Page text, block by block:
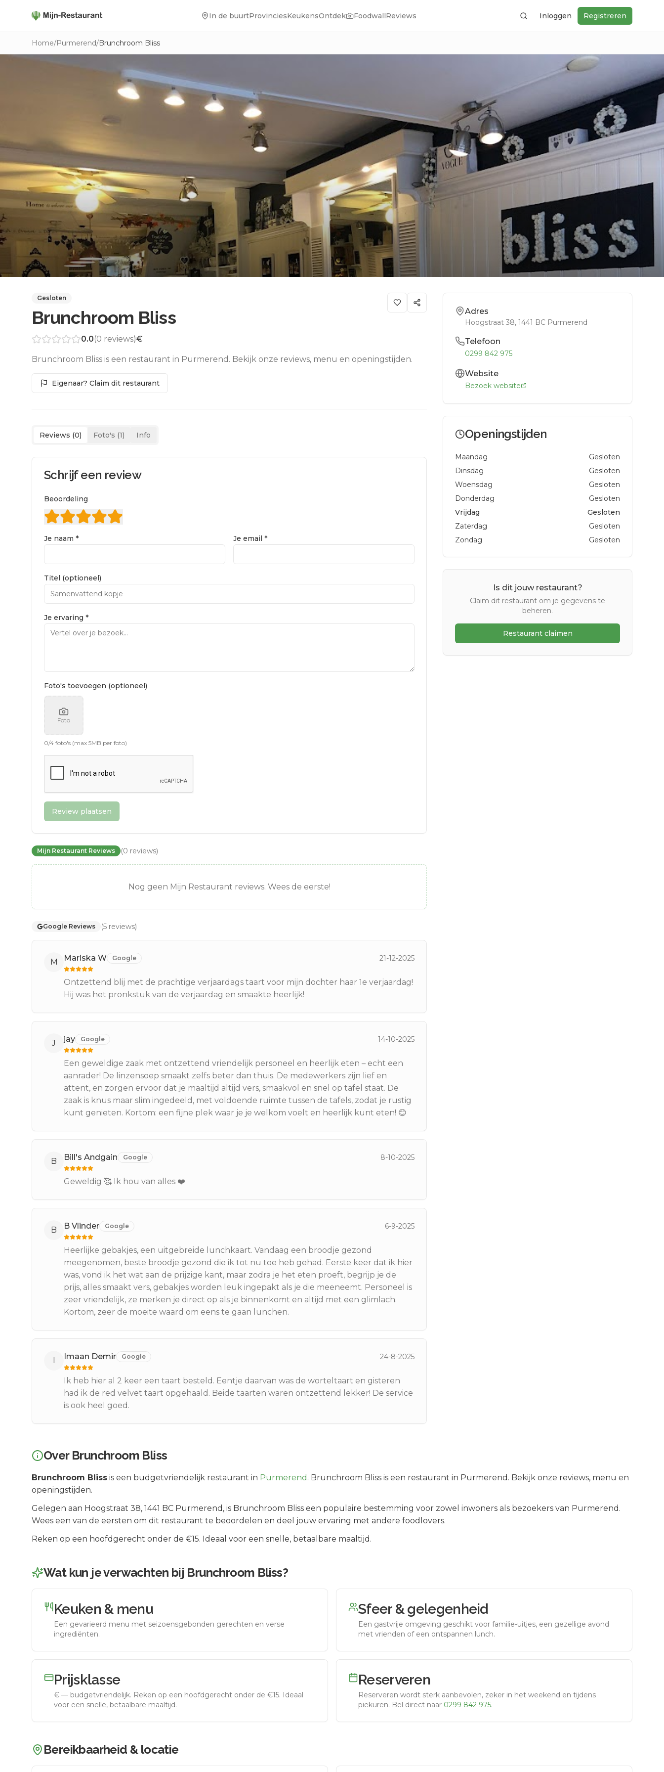
In de buurtProvinciesKeukensOntdek FoodwallReviews ZoekenInloggen Registreren
Home/Purmerend/Brunchroom Bliss
Gesloten
Brunchroom Bliss
0.0(0 reviews)€
Brunchroom Bliss is een restaurant in Purmerend. Bekijk onze reviews, menu en openingstijden.
Eigenaar? Claim dit restaurant
Reviews (0) Foto's (1) Info
Schrijf een review
Beoordeling
Je naam * Je email *
Titel (optioneel)
Je ervaring *
Foto's toevoegen (optioneel)
Foto
0/4 foto's (max 5MB per foto)
Review plaatsen
Mijn Restaurant Reviews (0 reviews)
Nog geen Mijn Restaurant reviews. Wees de eerste!
Google Reviews (5 reviews)
M Mariska W Google 21-12-2025
Ontzettend blij met de prachtige verjaardags taart voor mijn dochter haar 1e verjaardag!
Hij was het pronkstuk van de verjaardag en smaakte heerlijk!
J jay Google 14-10-2025
Een geweldige zaak met ontzettend vriendelijk personeel en heerlijk eten – echt een
aanrader! De linzensoep smaakt zelfs beter dan thuis. De medewerkers zijn lief en
attent, en zorgen ervoor dat je maaltijd altijd vers, smaakvol en snel op tafel staat. De
zaak is knus maar slim ingedeeld, met voldoende ruimte tussen de tafels, zodat je rustig
kunt genieten. Kortom: een fijne plek waar je je welkom voelt en heerlijk kunt eten! 😊
B Bill's Andgain Google 8-10-2025
Geweldig 🥰 Ik hou van alles ❤️
B B Vlinder Google 6-9-2025
Heerlijke gebakjes, een uitgebreide lunchkaart. Vandaag een broodje gezond
meegenomen, beste broodje gezond die ik tot nu toe heb gehad. Eerste keer dat ik hier
was, vond ik het wat aan de prijzige kant, maar zodra je het eten proeft, begrijp je de
prijs, alles smaakt vers, gebakjes worden leuk ingepakt als je die meeneemt. Personeel is
zeer vriendelijk, ze merken je direct op als je binnenkomt en altijd met een glimlach.
Kortom, zeer de moeite waard om eens te gaan lunchen.
I Imaan Demir Google 24-8-2025
Ik heb hier al 2 keer een taart besteld. Eentje daarvan was de worteltaart en gisteren
had ik de red velvet taart opgehaald. Beide taarten waren ontzettend lekker! De service
is ook heel goed.
Adres
Hoogstraat 38, 1441 BC Purmerend
Telefoon
0299 842 975
Website
Bezoek website
Openingstijden
Maandag
Gesloten
Dinsdag
Gesloten
Woensdag
Gesloten
Donderdag
Gesloten
Vrijdag
Gesloten
Zaterdag
Gesloten
Zondag
Gesloten
Is dit jouw restaurant?
Claim dit restaurant om je gegevens te
beheren.
Restaurant claimen
Over Brunchroom Bliss
Brunchroom Bliss is een budgetvriendelijk restaurant in Purmerend . Brunchroom Bliss is een restaurant in Purmerend. Bekijk onze reviews, menu en
openingstijden.
Gelegen aan Hoogstraat 38, 1441 BC Purmerend , is Brunchroom Bliss een populaire bestemming voor zowel inwoners als bezoekers van Purmerend .
Wees een van de eersten om dit restaurant te beoordelen en deel jouw ervaring met andere foodlovers.
Reken op een hoofdgerecht onder de €15. Ideaal voor een snelle, betaalbare maaltijd.
Wat kun je verwachten bij Brunchroom Bliss?
Keuken & menu
Een gevarieerd menu met seizoensgebonden gerechten en verse
ingrediënten.
Sfeer & gelegenheid
Een gastvrije omgeving geschikt voor familie-uitjes, een gezellige avond
met vrienden of een ontspannen lunch.
Prijsklasse
€ — budgetvriendelijk. Reken op een hoofdgerecht onder de €15. Ideaal
voor een snelle, betaalbare maaltijd.
Reserveren
Reserveren wordt sterk aanbevolen, zeker in het weekend en tijdens
piekuren. Bel direct naar 0299 842 975.
Bereikbaarheid & locatie